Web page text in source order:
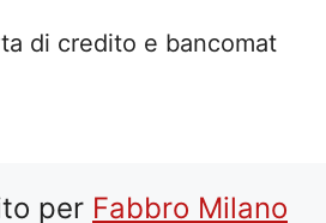
di credito e bancomat
per Fabbro Milano